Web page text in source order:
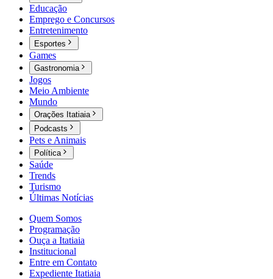
Educação
Emprego e Concursos
Entretenimento
Esportes
Games
Gastronomia
Jogos
Meio Ambiente
Mundo
Orações Itatiaia
Podcasts
Pets e Animais
Política
Saúde
Trends
Turismo
Últimas Notícias
Quem Somos
Programação
Ouça a Itatiaia
Institucional
Entre em Contato
Expediente Itatiaia